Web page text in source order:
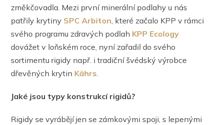
změkčovadla. Mezi první minerální podlahy u nás
patřily krytiny SPC Arbiton, které začalo KPP v rámci
svého programu zdravých podlah KPP Ecology
dovážet v loňském roce, nyní zařadil do svého
sortimentu rigidy např. i tradiční švédský výrobce
dřevěných krytin Kährs.
Jaké jsou typy konstrukcí rigidů?
Rigidy se vyrábějí jen se zámkovými spoji, s lepenými